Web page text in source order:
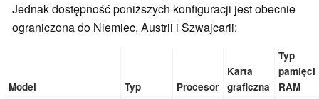
Jednak dostępność poniższych konfiguracji jest obecnie
ograniczona do Niemiec, Austrii i Szwajcarii:
Model Typ Procesor
Karta
graficzna
Typ
pamięci
RAM